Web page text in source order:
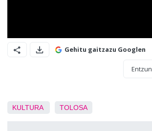
Gehitu gaitzazu Googlen
Entzun
KULTURA TOLOSA